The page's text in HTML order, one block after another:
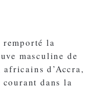
remporté la
masculine de
d’Accra,
courant dans la